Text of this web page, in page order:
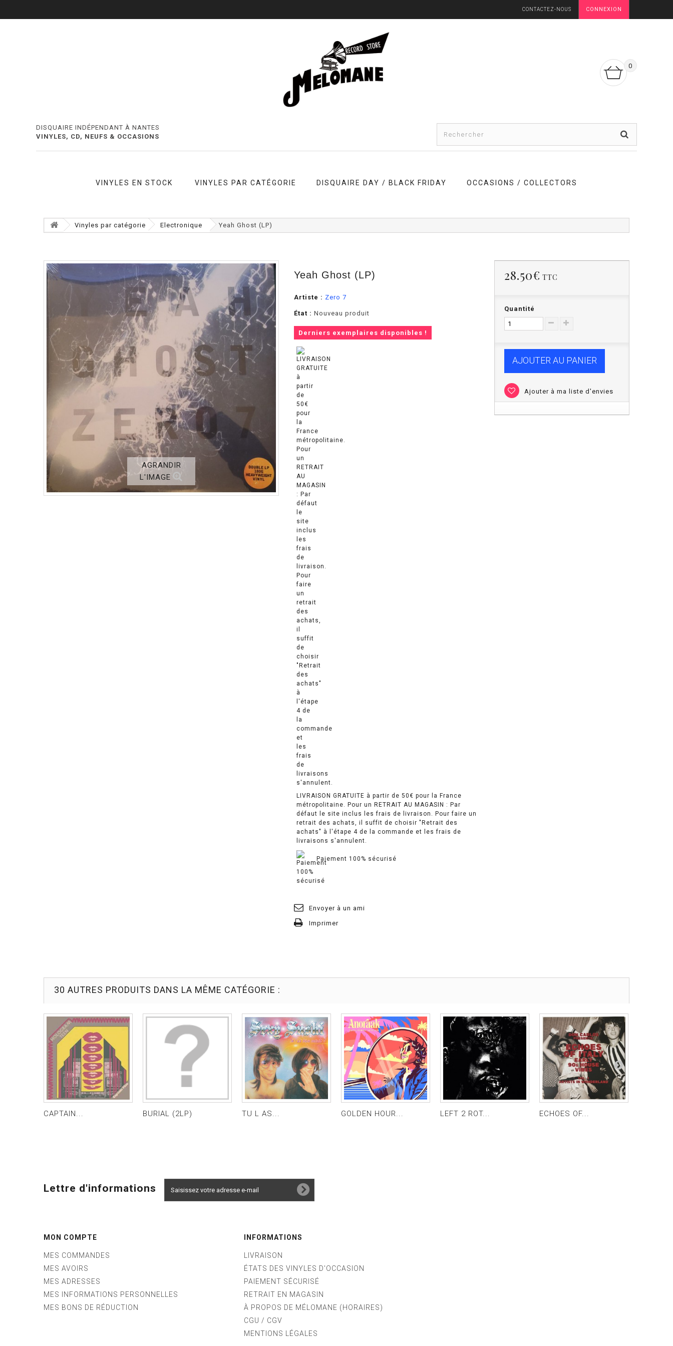
CONNEXION
CONTACTEZ-NOUS
0
DISQUAIRE INDÉPENDANT À NANTES
VINYLES, CD, NEUFS & OCCASIONS
VINYLES EN STOCK VINYLES PAR CATÉGORIE DISQUAIRE DAY / BLACK FRIDAY OCCASIONS / COLLECTORS
Vinyles par catégorie Electronique Yeah Ghost (LP)
AGRANDIR
L'IMAGE
Yeah Ghost (LP)
Artiste : Zero 7
État : Nouveau produit
Derniers exemplaires disponibles !
LIVRAISON GRATUITE à partir de 50€ pour la France
métropolitaine. Pour un RETRAIT AU MAGASIN : Par
défaut le site inclus les frais de livraison. Pour faire un
retrait des achats, il suffit de choisir "Retrait des
achats" à l'étape 4 de la commande et les frais de
livraisons s'annulent.
Paiement 100% sécurisé
Envoyer à un ami
Imprimer
28.50€ TTC
Quantité
AJOUTER AU PANIER
Ajouter à ma liste d'envies
30 AUTRES PRODUITS DANS LA MÊME CATÉGORIE :
CAPTAIN... BURIAL (2LP) TU L AS... GOLDEN HOUR... LEFT 2 ROT... ECHOES OF...
Lettre d'informations
MON COMPTE
MES COMMANDES
MES AVOIRS
MES ADRESSES
MES INFORMATIONS PERSONNELLES
MES BONS DE RÉDUCTION
INFORMATIONS
LIVRAISON
ÉTATS DES VINYLES D'OCCASION
PAIEMENT SÉCURISÉ
RETRAIT EN MAGASIN
À PROPOS DE MÉLOMANE (HORAIRES)
CGU / CGV
MENTIONS LÉGALES